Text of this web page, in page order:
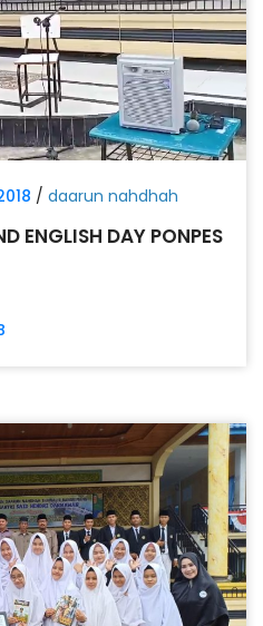
/ daarun nahdhah
ENGLISH DAY PONPES